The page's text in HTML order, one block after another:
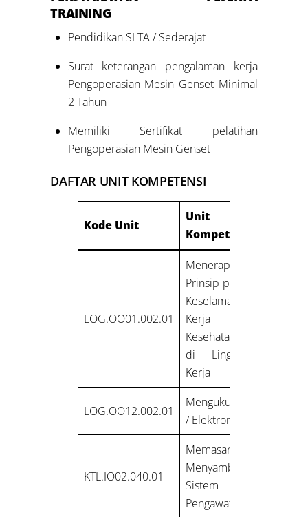
TRAINING
Pendidikan SLTA / Sederajat
Surat keterangan pengalaman kerja
Pengoperasian Mesin Genset Minimal
2 Tahun
Memiliki Sertifikat pelatihan
Pengoperasian Mesin Genset
DAFTAR UNIT KOMPETENSI
Kode Unit
Unit
Kompetensi
LOG.OO01.002.01
Menerapkan
Prinsip-prinsip
Keselamatan
Kerja dan
Kesehatan Kerja
di Lingkungan
Kerja
LOG.OO12.002.01
Mengukur Listrik
/ Elektronik
KTL.IO02.040.01
Memasang dan
Menyambung
Sistem
Pengawatan